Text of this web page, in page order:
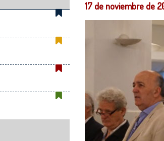
17 de noviembre de